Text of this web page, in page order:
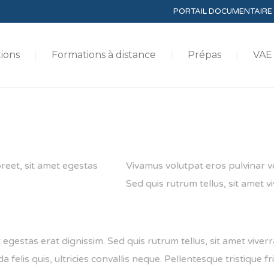
PORTAIL DOCUMENTAIRE
Formations à distance Prépas VAE
sit amet egestas
Vivamus volutpat eros pulvinar
Sed quis rutrum tellus, sit amet
erat dignissim. Sed quis rutrum tellus, sit amet
felis quis, ultricies convallis neque. Pellentesque tristique